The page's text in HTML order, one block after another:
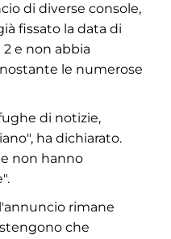
di diverse console,
fissato la data di
e non abbia
le numerose
di notizie,
ha dichiarato.
non hanno
rimane
che